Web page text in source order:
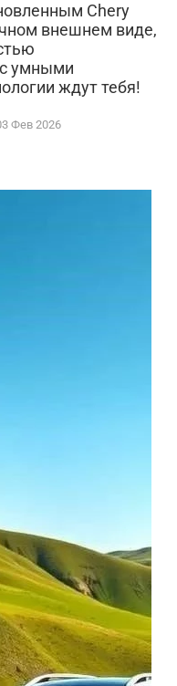
Chery
внешнем виде,
умными
ждут тебя!
Фев 2026